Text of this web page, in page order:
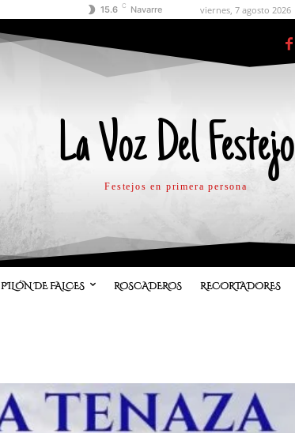
15.6 C Navarre viernes, 7 agosto 2026
La Voz Del Festejo
Festejos en primera persona
PILÓN DE FALCES ROSCADEROS RECORTADORES